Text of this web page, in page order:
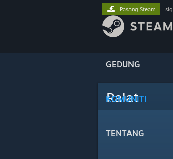
GEDUNG
KOMUNITI
TENTANG
Pasang Steam
Ralat